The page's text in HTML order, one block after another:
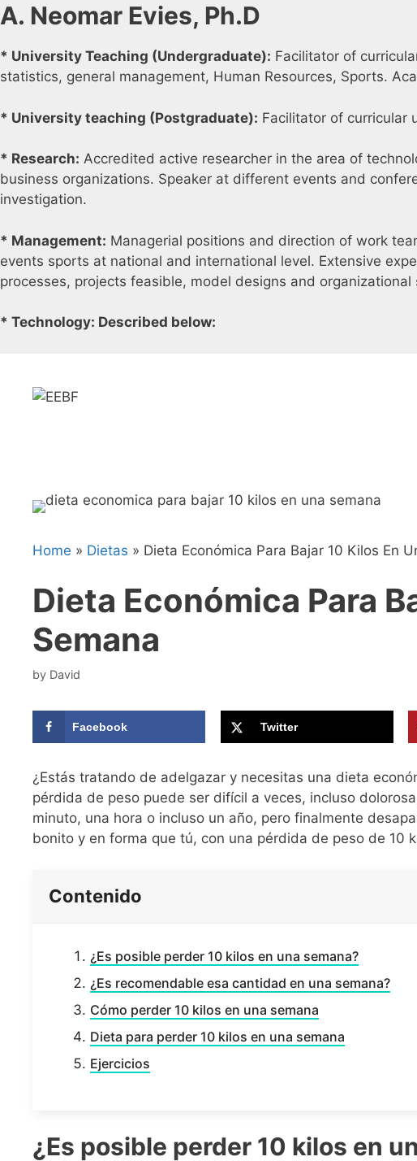
A. Neomar Evies, Ph.D
* University Teaching (Undergraduate): Facilitator of
statistics, general management, Human Resources, Sports.
* University teaching (Postgraduate): Facilitator of curricular
* Research: Accredited active researcher in the area of
business organizations. Speaker at different events and
investigation.
* Management: Managerial positions and direction of work
events sports at national and international level. Extensive
processes, projects feasible, model designs and organizational
* Technology: Described below:
content
Home » Dietas » Dieta Económica Para Bajar 10 Kilos En
Dieta Económica Para
Semana
by David
Facebook Twitter
¿Estás tratando de adelgazar y necesitas una dieta
pérdida de peso puede ser difícil a veces, incluso
minuto, una hora o incluso un año, pero finalmente
bonito y en forma que tú, con una pérdida de peso de 10
Contenido
¿Es posible perder 10 kilos en una semana?
¿Es recomendable esa cantidad en una semana?
Cómo perder 10 kilos en una semana
Dieta para perder 10 kilos en una semana
Ejercicios
¿Es posible perder 10 kilos en